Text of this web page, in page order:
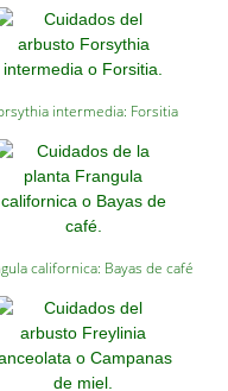
intermedia: Forsitia
californica: Bayas de café